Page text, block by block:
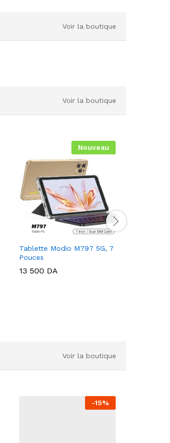
Voir la boutique
Voir la boutique
Nouveau
Tablette Modio M797 5G, 7
Pouces
13 500 DA
Voir la boutique
-15%